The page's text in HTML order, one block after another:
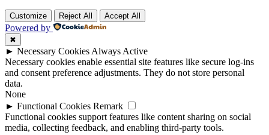
Customize Reject All Accept All
Powered by
✖
► Necessary Cookies Always Active
Necessary cookies enable essential site features like secure log-ins
and consent preference adjustments. They do not store personal
data.
None
► Functional Cookies Remark
Functional cookies support features like content sharing on social
media, collecting feedback, and enabling third-party tools.